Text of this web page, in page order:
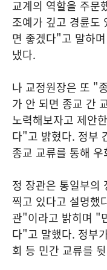
교계의 역할을 주문
조예가 깊고 경륜도
면 좋겠다"고 말하
냈다.
나 교정원장은 또 "
가 안 되면 종교 간
노력해보자고 제안
다"고 밝혔다. 정부
종교 교류를 통해
정 장관은 통일부의
찍고 있다고 설명했
관"이라고 밝히며 "
다"고 말했다. 정부
회 등 민간 교류를